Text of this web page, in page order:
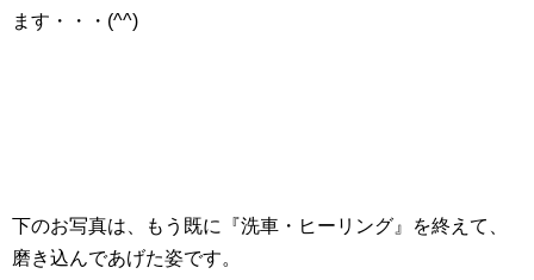
ます・・・(^^)
下のお写真は、もう既に『洗車・ヒーリング』を終えて、
磨き込んであげた姿です。